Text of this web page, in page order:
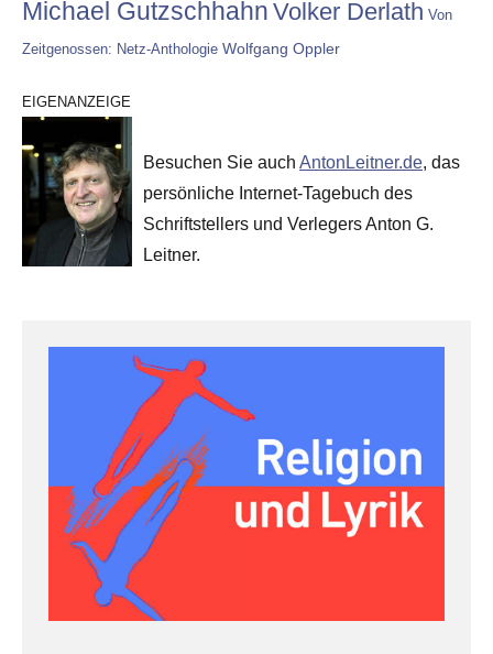
Michael Gutzschhahn Volker Derlath Von
Zeitgenossen: Netz-Anthologie Wolfgang Oppler
EIGENANZEIGE
Besuchen Sie auch AntonLeitner.de, das
persönliche Internet-Tagebuch des
Schriftstellers und Verlegers Anton G.
Leitner.